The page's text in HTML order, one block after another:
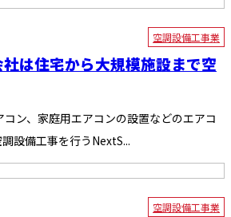
空調設備工事業
は住宅から大規模施設まで空
ン、家庭用エアコンの設置などのエアコ
設備工事を行うNextS...
空調設備工事業